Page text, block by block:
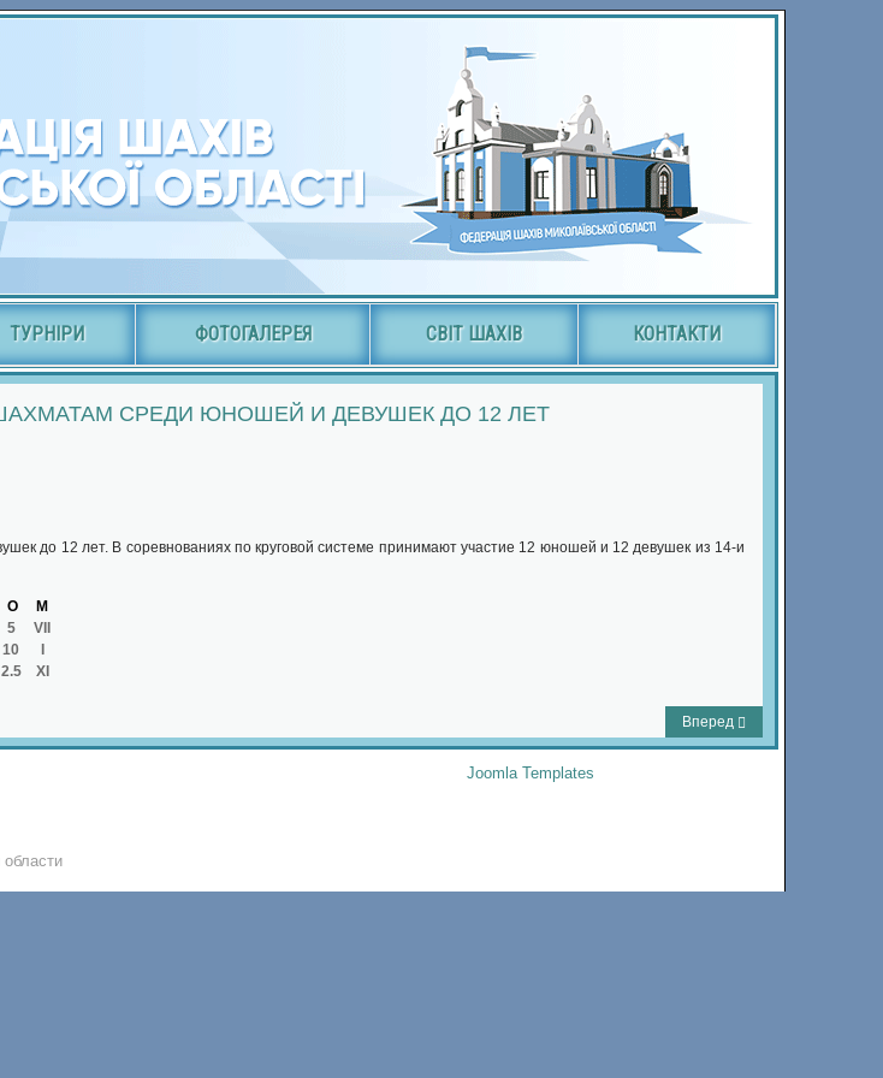
ТУРНІРИ ФОТОГАЛЕРЕЯ СВІТ ШАХІВ КОНТАКТИ
СРЕДИ ЮНОШЕЙ И ДЕВУШЕК ДО 12 ЛЕТ
до 12 лет. В соревнованиях по круговой системе принимают участие 12 юношей и 12 девушек из 14-и
О
М
5
VII
10
2.5 XI
Вперед
Joomla Templates